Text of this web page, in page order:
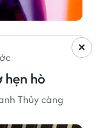
hẹn hò
Thủy càng
×